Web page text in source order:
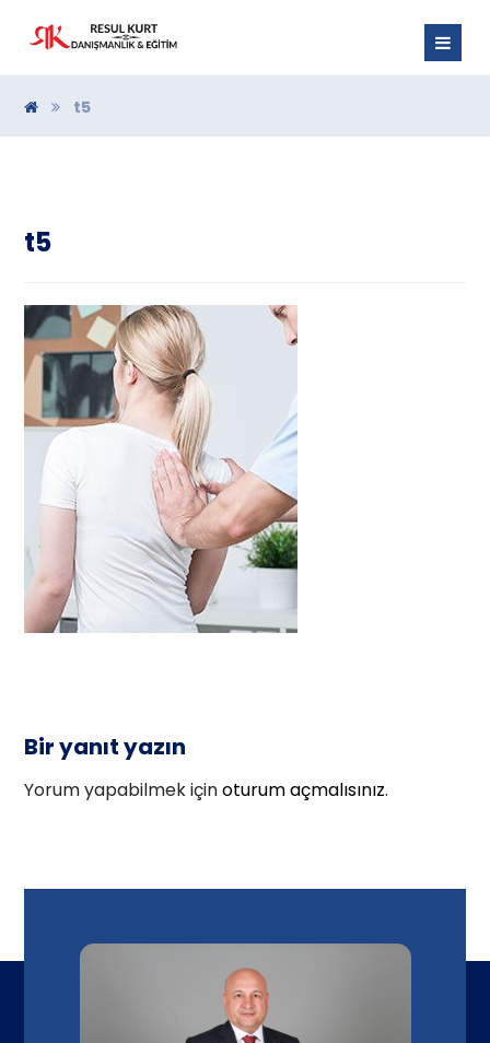
t5
t5
Bir yanıt yazın
Yorum yapabilmek içinoturum açmalısınız.